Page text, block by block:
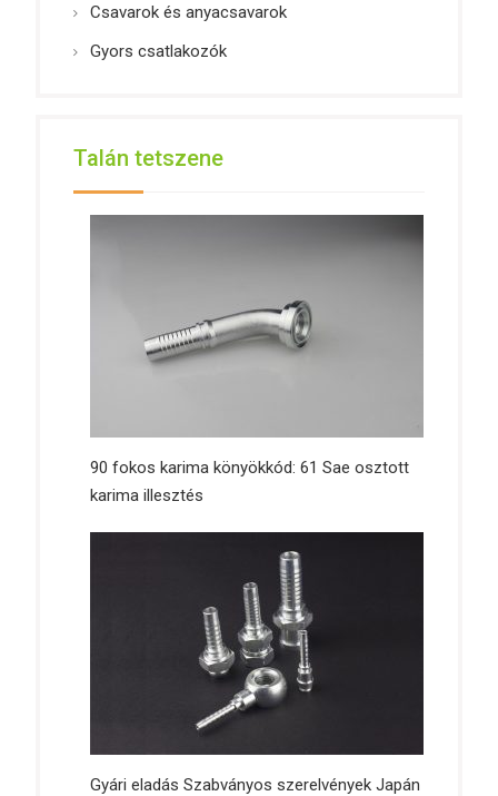
Csavarok és anyacsavarok
Gyors csatlakozók
Talán tetszene
90 fokos karima könyökkód: 61 Sae osztott
karima illesztés
Gyári eladás Szabványos szerelvények Japán